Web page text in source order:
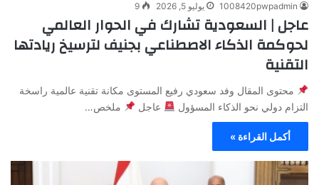
1008420pwpadmin يوليو 5, 2026 9
عاجل | السعودية تشارك في الحوار العالمي
لحوكمة الذكاء الاصطناعي بجنيف لترسيخ ريادتها
التقنية
محتوى المقال وفد سعودي رفيع المستوى مكانة تقنية عالمية راسخة
التزام دولي نحو الذكاء المسؤول
عاجل ملخص…
أكمل القراءة »